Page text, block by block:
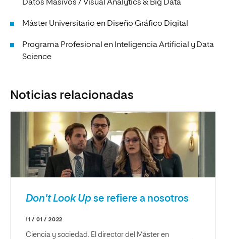
Datos Masivos / Visual Analytics & Big Data
Máster Universitario en Diseño Gráfico Digital
Programa Profesional en Inteligencia Artificial y Data
Science
Noticias relacionadas
Don't Look Up se refiere a nosotros
11 / 01 / 2022
Ciencia y sociedad. El director del Máster en